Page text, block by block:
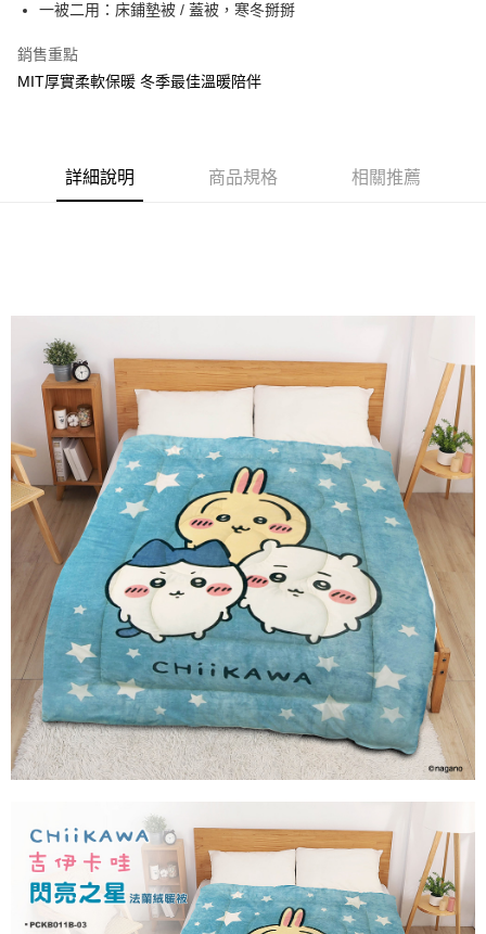
Google Pay
全家★依產品說明
每筆NT$80，滿NT$699(含以上)免運費
一被二用：床鋪墊被 / 蓋被，寒冬掰掰
銷售重點
MIT厚實柔軟保暖 冬季最佳溫暖陪伴
詳細說明 商品規格 相關推薦